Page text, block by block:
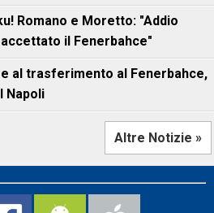
Romano e Moretto: "Addio
il Fenerbahce"
al trasferimento al Fenerbahce,
Napoli
Altre Notizie »